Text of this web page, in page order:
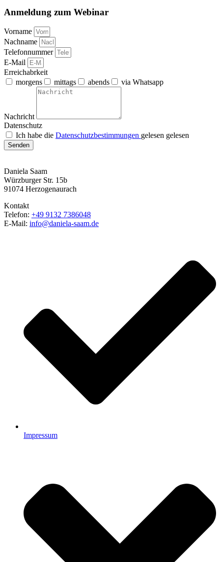
Anmeldung zum Webinar
Vorname
Nachname
Telefonnummer
E-Mail
Erreichabrkeit
morgens
mittags abends via Whatsapp
Nachricht
Datenschutz
Ich habe die Datenschutzbestimmungen gelesen gelesen
Senden
Daniela Saam
Würzburger Str. 15b
91074 Herzogenaurach
Kontakt
Telefon: +49 9132 7386048
E-Mail: info@daniela-saam.de
Impressum